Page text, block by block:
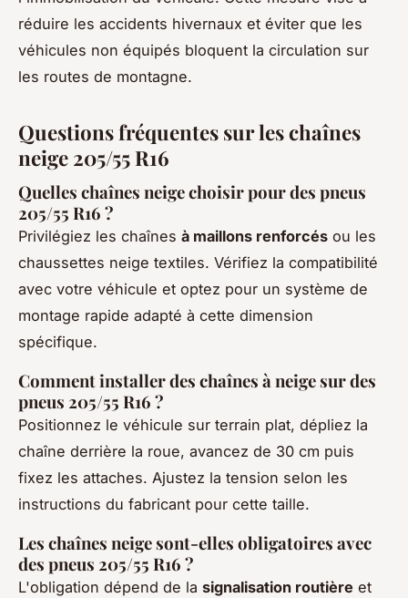
réduire les accidents hivernaux et éviter que les
véhicules non équipés bloquent la circulation sur
les routes de montagne.
Questions fréquentes sur les chaînes
neige 205/55 R16
Quelles chaînes neige choisir pour des pneus
205/55 R16 ?
Privilégiez les chaînes à maillons renforcés ou les
chaussettes neige textiles. Vérifiez la compatibilité
avec votre véhicule et optez pour un système de
montage rapide adapté à cette dimension
spécifique.
Comment installer des chaînes à neige sur des
pneus 205/55 R16 ?
Positionnez le véhicule sur terrain plat, dépliez la
chaîne derrière la roue, avancez de 30 cm puis
fixez les attaches. Ajustez la tension selon les
instructions du fabricant pour cette taille.
Les chaînes neige sont-elles obligatoires avec
des pneus 205/55 R16 ?
L'obligation dépend de la signalisation routière et